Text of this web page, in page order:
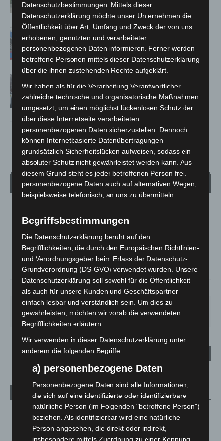
Kreuz
Mann läuft mit Hockeyschläger über
A7 – Polizei sucht Zeugen
auf Baustelle
Wetter
Überwiegend Bewölkt
13.9°
13.3°
1m/s 84%
SA.
27°
SO.
34°
MO.
27°
DI.
23°
Aktuelle Beiträge
Niedersachsen: Feuerwehrkräfte kehren nach
Waldbrandeinsatz aus Spanien zurück
7. August 2026
Datenschutzbestimmungen. Mittels dieser
Datenschutzerklärung möchte unser Unternehmen die
Öffentlichkeit über Art, Umfang und Zweck der von uns
erhobenen, genutzten und verarbeiteten
personenbezogenen Daten informieren. Ferner werden
betroffene Personen mittels dieser Datenschutzerklärung
über die ihnen zustehenden Rechte aufgeklärt.
Wir haben als für die Verarbeitung Verantwortlicher
zahlreiche technische und organisatorische Maßnahmen
umgesetzt, um einen möglichst lückenlosen Schutz der
über diese Internetseite verarbeiteten
personenbezogenen Daten sicherzustellen. Dennoch
können Internetbasierte Datenübertragungen
grundsätzlich Sicherheitslücken aufweisen, sodass ein
absoluter Schutz nicht gewährleistet werden kann. Aus
diesem Grund steht es jeder betroffenen Person frei,
personenbezogene Daten auch auf alternativen Wegen,
beispielsweise telefonisch, an uns zu übermitteln.
Begriffsbestimmungen
Die Datenschutzerklärung beruht auf den
Begrifflichkeiten, die durch den Europäischen Richtlinien-
und Verordnungsgeber beim Erlass der Datenschutz-
Grundverordnung (DS-GVO) verwendet wurden. Unsere
Datenschutzerklärung soll sowohl für die Öffentlichkeit
als auch für unsere Kunden und Geschäftspartner
einfach lesbar und verständlich sein. Um dies zu
gewährleisten, möchten wir vorab die verwendeten
Begrifflichkeiten erläutern.
Wir verwenden in dieser Datenschutzerklärung unter
anderem die folgenden Begriffe:
a) personenbezogene Daten
Personenbezogene Daten sind alle Informationen,
die sich auf eine identifizierte oder identifizierbare
natürliche Person (im Folgenden "betroffene Person")
beziehen. Als identifizierbar wird eine natürliche
Person angesehen, die direkt oder indirekt,
insbesondere mittels Zuordnung zu einer Kennung